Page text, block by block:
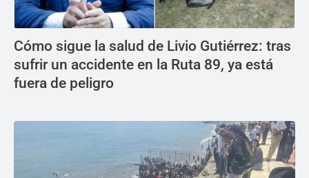
Cómo sigue la salud de Livio Gutiérrez: tras
sufrir un accidente en la Ruta 89, ya está
fuera de peligro